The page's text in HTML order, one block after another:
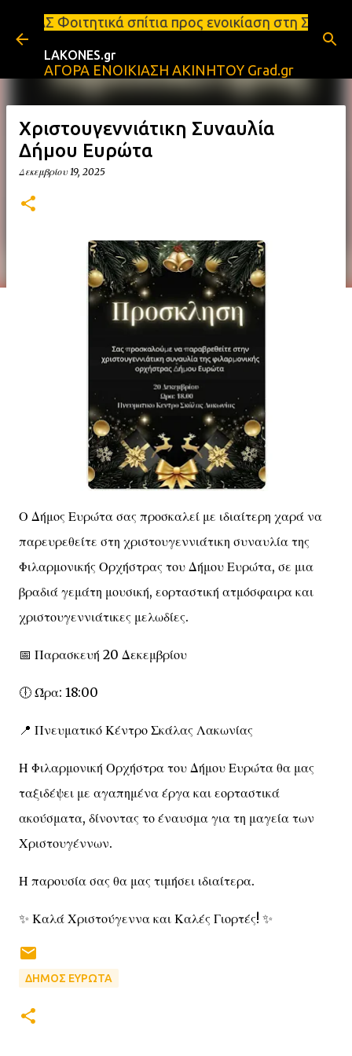
Μετάβαση στο κύριο περιεχόμενο
σπίτια προς ενοικίαση στη Σπάρτη Ενοικιάσεις
LAKONES.gr
ΑΓΟΡΑ ΕΝΟΙΚΙΑΣΗ ΑΚΙΝΗΤΟΥ Grad.gr
Χριστουγεννιάτικη Συναυλία
Δήμου Ευρώτα
Δεκεμβρίου 19, 2025
Ο Δήμος Ευρώτα σας προσκαλεί με ιδιαίτερη χαρά να
παρευρεθείτε στη χριστουγεννιάτικη συναυλία της
Φιλαρμονικής Ορχήστρας του Δήμου Ευρώτα, σε μια
βραδιά γεμάτη μουσική, εορταστική ατμόσφαιρα και
χριστουγεννιάτικες μελωδίες.
📅 Παρασκευή 20 Δεκεμβρίου
🕕 Ώρα: 18:00
📍 Πνευματικό Κέντρο Σκάλας Λακωνίας
Η Φιλαρμονική Ορχήστρα του Δήμου Ευρώτα θα μας
ταξιδέψει με αγαπημένα έργα και εορταστικά
ακούσματα, δίνοντας το έναυσμα για τη μαγεία των
Χριστουγέννων.
Η παρουσία σας θα μας τιμήσει ιδιαίτερα.
✨ Καλά Χριστούγεννα και Καλές Γιορτές! ✨
ΔΗΜΟΣ ΕΥΡΩΤΑ